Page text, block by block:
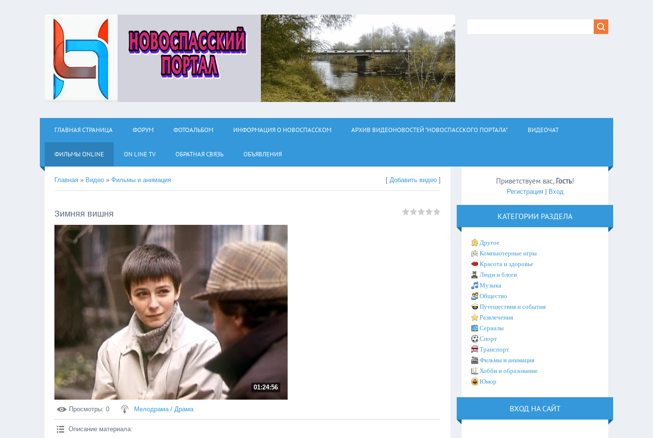
ГЛАВНАЯ СТРАНИЦА ФОРУМ ФОТОАЛЬБОМ ИНФОРМАЦИЯ О НОВОСПАССКОМ АРХИВ ВИДЕОНОВОСТЕЙ "НОВОСПАССКОГО ПОРТАЛА" ВИДЕОЧАТ
ФИЛЬМЫ ОNLINE ON LINE TV ОБРАТНАЯ СВЯЗЬ ОБЪЯВЛЕНИЯ
Главная » Видео » Фильмы и анимация [Добавить видео ]
Зимняя вишня
01:24:56
Просмотры: 0 Мелодрама / Драма
Описание материала:
Приветствуем вас, Гость!
Регистрация| Вход
КАТЕГОРИИ РАЗДЕЛА
Другое
Компьютерные игры
Красота и здоровье
Люди и блоги
Музыка
Общество
Путешествия и события
Развлечения
Сериалы
Спорт
Транспорт
Фильмы и анимация
Хобби и образование
Юмор
ВХОД НА САЙТ